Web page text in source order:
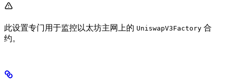
此设置专门用于监控以太坊主网上的 UniswapV3Factory 合
约。